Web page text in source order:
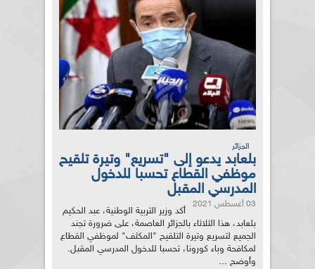
الجزائر
بلعابد يدعو إلى "تسريع" وتيرة تلقيح
موظفي القطاع تحسبا للدخول
المدرسي المقبل
03 أغسطس 2021
أكد وزير التربية الوطنية، عبد الحكيم
بلعابد، هذا الثلاثاء بالجزائر العاصمة، على ضرورة تجند
الجميع لتسريع وتيرة التلقيح "المكثف" لموظفي القطاع
لمكافحة وباء كورونا، تحسبا للدخول المدرسي المقبل.
وأوضح ...